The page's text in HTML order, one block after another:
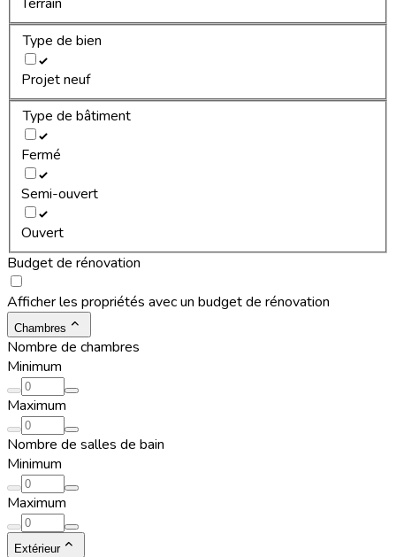
Type de bien
Projet neuf
Type de bâtiment
Fermé
Semi-ouvert
Ouvert
Budget de rénovation
Afficher les propriétés avec un budget de rénovation
Chambres
Nombre de chambres
Minimum
Maximum
Nombre de salles de bain
Minimum
Maximum
Extérieur